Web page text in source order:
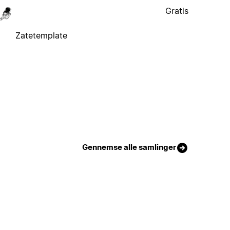
Zatetemplate
Gratis
Gennemse alle samlinger